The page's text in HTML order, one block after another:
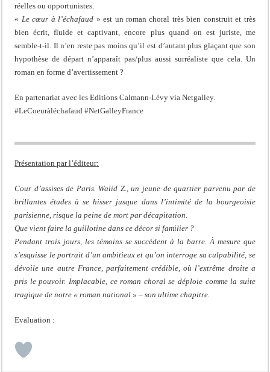
réelles ou opportunistes.
« Le cœur à l’échafaud » est un roman choral très bien construit et très
bien écrit, fluide et captivant, encore plus quand on est juriste, me
semble-t-il. Il n’en reste pas moins qu’il est d’autant plus glaçant que son
hypothèse de départ n’apparaît pas/plus aussi surréaliste que cela. Un
roman en forme d’avertissement ?
En partenariat avec les Editions Calmann-Lévy via Netgalley.
#LeCoeuràléchafaud #NetGalleyFrance
Présentation par l’éditeur:
Cour d’assises de Paris. Walid Z., un jeune de quartier parvenu par de
brillantes études à se hisser jusque dans l’intimité de la bourgeoisie
parisienne, risque la peine de mort par décapitation.
Que vient faire la guillotine dans ce décor si familier ?
Pendant trois jours, les témoins se succèdent à la barre. À mesure que
s’esquisse le portrait d’un ambitieux et qu’on interroge sa culpabilité, se
dévoile une autre France, parfaitement crédible, où l’extrême droite a
pris le pouvoir. Implacable, ce roman choral se déploie comme la suite
tragique de notre « roman national » – son ultime chapitre.
Evaluation :